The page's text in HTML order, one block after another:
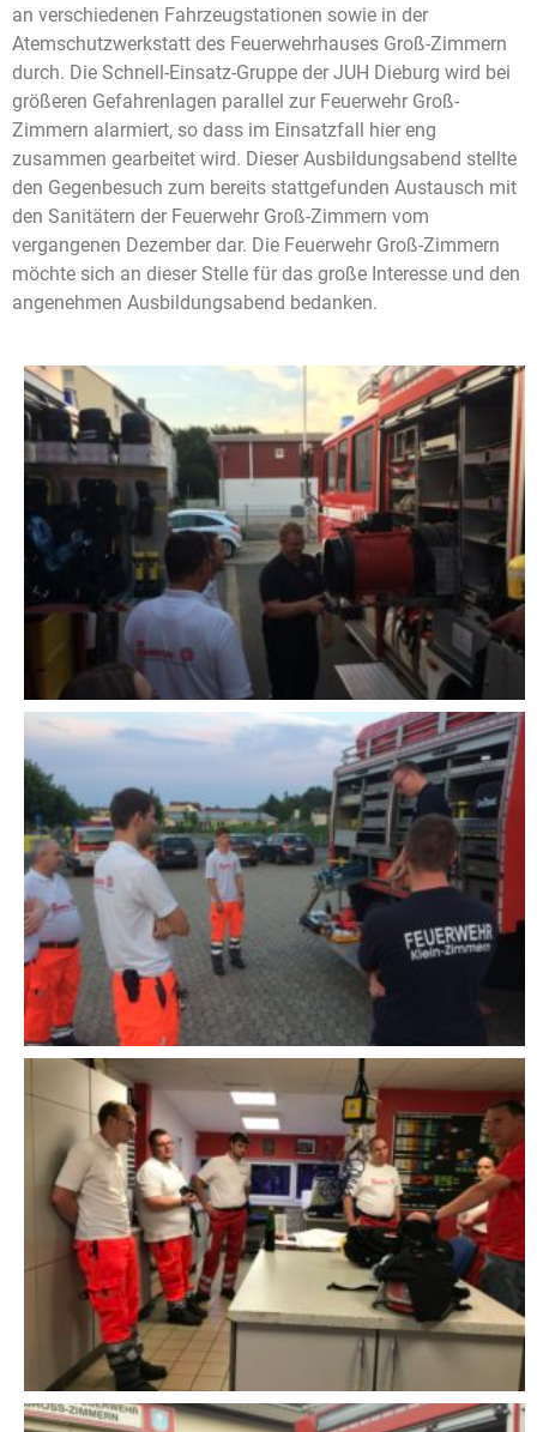
an verschiedenen Fahrzeugstationen sowie in der
Atemschutzwerkstatt des Feuerwehrhauses Groß-Zimmern
durch. Die Schnell-Einsatz-Gruppe der JUH Dieburg wird bei
größeren Gefahrenlagen parallel zur Feuerwehr Groß-
Zimmern alarmiert, so dass im Einsatzfall hier eng
zusammen gearbeitet wird. Dieser Ausbildungsabend stellte
den Gegenbesuch zum bereits stattgefunden Austausch mit
den Sanitätern der Feuerwehr Groß-Zimmern vom
vergangenen Dezember dar. Die Feuerwehr Groß-Zimmern
möchte sich an dieser Stelle für das große Interesse und den
angenehmen Ausbildungsabend bedanken.